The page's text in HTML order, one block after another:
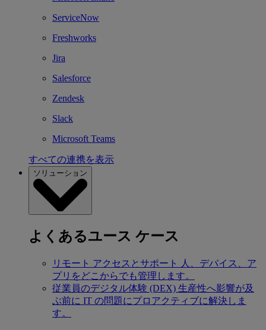
ServiceNow
Freshworks
Jira
Salesforce
Zendesk
Slack
Microsoft Teams
すべての連携を表示
ソリューション
よくあるユース ケース
リモート アクセスとサポート
人、デバイス、ア
プリをどこからでも管理します。
従業員のデジタル体験 (DEX) 生産性へ影響が及
ぶ前に IT の問題にプロアクティブに解決しま
す。